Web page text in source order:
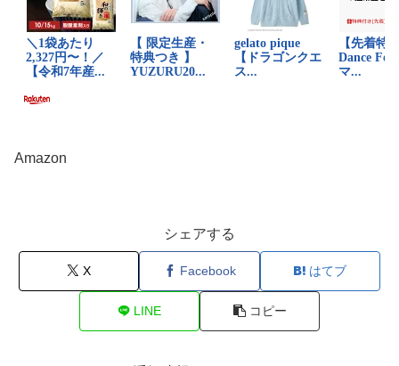
Amazon
シェアする
X Facebook はてブ
LINE コピー